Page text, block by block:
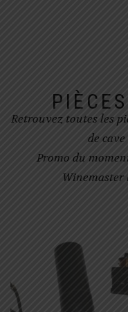
Retrouvez toutes les
de
Promo du
Winemaster